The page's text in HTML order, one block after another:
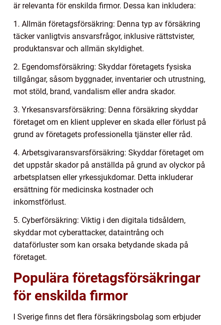
är relevanta för enskilda firmor. Dessa kan inkludera:
1. Allmän företagsförsäkring: Denna typ av försäkring
täcker vanligtvis ansvarsfrågor, inklusive rättstvister,
produktansvar och allmän skyldighet.
2. Egendomsförsäkring: Skyddar företagets fysiska
tillgångar, såsom byggnader, inventarier och utrustning,
mot stöld, brand, vandalism eller andra skador.
3. Yrkesansvarsförsäkring: Denna försäkring skyddar
företaget om en klient upplever en skada eller förlust på
grund av företagets professionella tjänster eller råd.
4. Arbetsgivaransvarsförsäkring: Skyddar företaget om
det uppstår skador på anställda på grund av olyckor på
arbetsplatsen eller yrkessjukdomar. Detta inkluderar
ersättning för medicinska kostnader och
inkomstförlust.
5. Cyberförsäkring: Viktig i den digitala tidsåldern,
skyddar mot cyberattacker, dataintrång och
dataförluster som kan orsaka betydande skada på
företaget.
Populära företagsförsäkringar
för enskilda firmor
I Sverige finns det flera försäkringsbolag som erbjuder